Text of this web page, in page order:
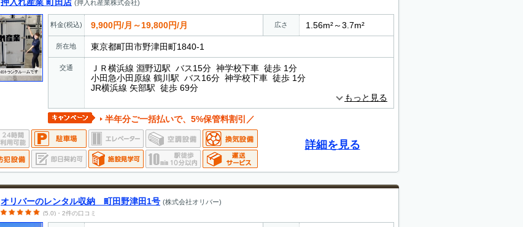
(押入れ産業株式会社)
料金(税込) 9,900円/月～19,800円/月 広さ 1.56m²～3.7m²
所在地 東京都町田市野津田町1840-1
交通
ＪＲ横浜線 淵野辺駅 バス15分 神学校下車 徒歩 1分
小田急小田原線 鶴川駅 バス16分 神学校下車 徒歩 1分
JR横浜線 矢部駅 徒歩 69分
もっと見る
半年分ご一括払いで、5%保管料割引／
詳細を見る
オリバーのレンタル収納 町田野津田1号 (株式会社オリバー)
(5.0)・2件の口コミ